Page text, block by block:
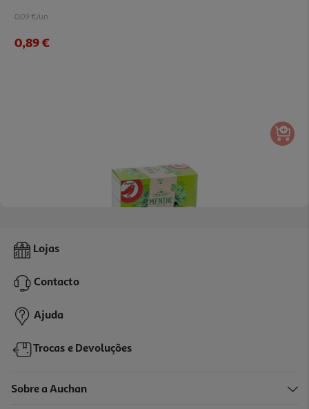
0.09 €/un
0,89 €
Chá Auchan Verde Hortelã 25 Saquetas
1,09 €
Lojas
Contacto
Ajuda
Trocas e Devoluções
Sobre a Auchan